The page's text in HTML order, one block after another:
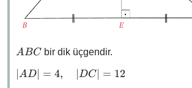
ABC
ABC bir dik üçgendir.
\abs{AD}
AD = 4, DC = 12